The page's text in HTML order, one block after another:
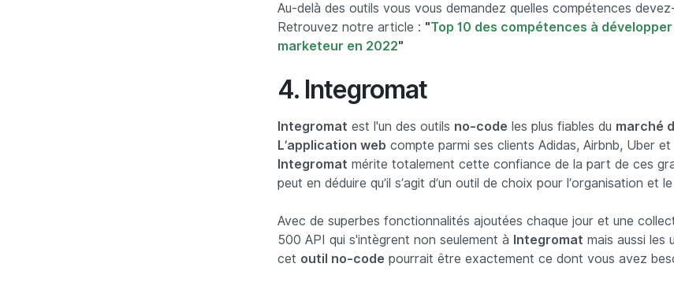
Au-delà des outils vous vous demandez quelles compétences
Retrouvez notre article : "Top 10 des compétences à
marketeur en 2022"
4. Integromat
Integromat est l'un des outils no-code les plus fiables du marché
L’application web compte parmi ses clients Adidas, Airbnb, Uber
Integromat mérite totalement cette confiance de la part de ces
peut en déduire qu’il s’agit d’un outil de choix pour l’organisation et
Avec de superbes fonctionnalités ajoutées chaque jour et une
500 API qui s'intègrent non seulement à Integromat mais aussi les
cet outil no-code pourrait être exactement ce dont vous avez